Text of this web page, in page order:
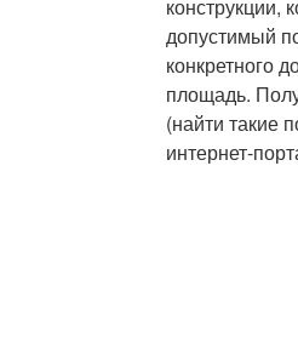
конструкции,
допустимый
конкретного
площадь.
(найти такие
интернет-